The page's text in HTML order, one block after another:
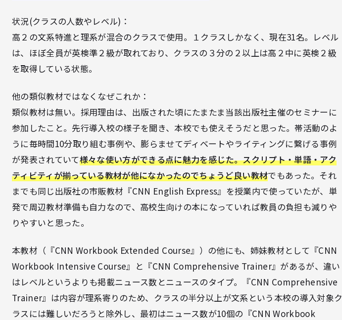
状況(クラスの人数やレベル)：
高２の文系特進と理系が混合のクラスで使用。１クラスしかなく、現在31名。レベル
は、ほぼ全員が英検準２級が取れており、クラスの３分の２以上は高２中に英検２級
を取得している状態。
他の類似教材ではなくなぜこれか：
類似教材は無い。採用理由は、出版された頃にたまたま当該出版社主催のセミナーに
参加したこと。先行導入校の様子を聞き、本校でも使えそうだと思った。帯活動のよ
うに毎時間10分取り組む事例や、膨らませてディベートやライティングに繋げる事例
が発表されていて様々な使い方ができる点に魅力を感じた。スクリプト・単語・アク
ティビティが揃っている教材が他になかったのでちょうど良い教材でもあった。それ
までも同じ出版社の市販教材『CNN English Express』を授業内で使っていたが、単
発で周辺教材準備も自力なので、高校生向けの本になっていれば教員の負担も減りや
りやすいと思った。
本教材（『CNN Workbook Extended Course』）の他にも、姉妹教材として『CNN
Workbook Intensive Course』と『CNN Comprehensive Trainer』があるが、違い
はレベルというよりも掲載ニュース数とニュースのタイプ。『CNN Comprehensive
Trainer』は内容が理系寄りのため、クラスの半分以上が文系という本校の導入対象ク
ラスには難しいだろうと除外し、最初はニュース数が10個の『CNN Workbook